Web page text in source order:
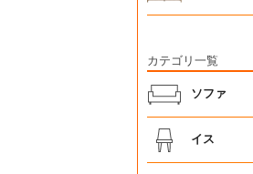
カテゴリ一覧
ソファ
イス